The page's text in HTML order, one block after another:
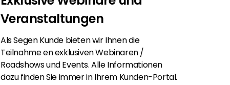
Veranstaltungen
Als Segen Kunde bieten wir Ihnen die
Teilnahme en exklusiven Webinaren /
Roadshows und Events. Alle Informationen
dazu finden Sie immer in Ihrem Kunden-Portal.